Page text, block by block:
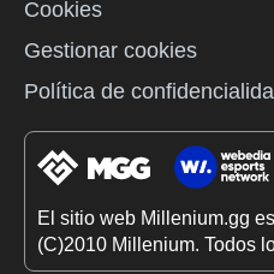
Cookies
Gestionar cookies
Política de
El sitio web Millenium.gg
(C)2010 Millenium. Todos